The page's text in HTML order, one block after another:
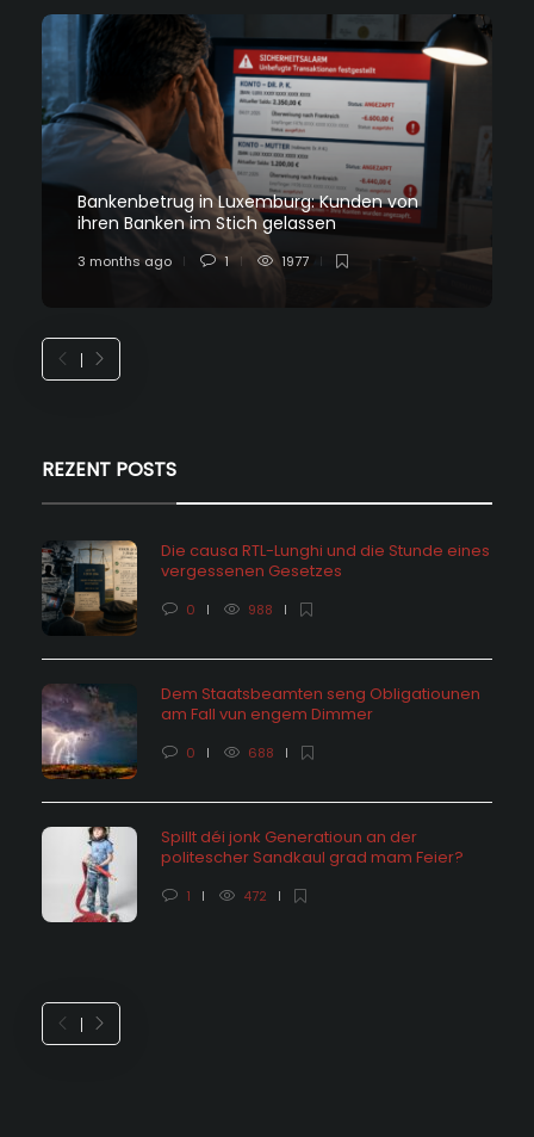
Bankenbetrug in Luxemburg: Kunden von
ihren Banken im Stich gelassen
3 months ago 1 1977
REZENT POSTS
Die causa RTL-Lunghi und die Stunde eines
vergessenen Gesetzes
0 988
Dem Staatsbeamten seng Obligatiounen
am Fall vun engem Dimmer
0 688
Spillt déi jonk Generatioun an der
politescher Sandkaul grad mam Feier?
1 472